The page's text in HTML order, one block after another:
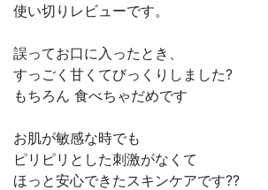
使い切りレビューです。
誤ってお口に入ったとき、
すっごく甘くてびっくりしました?
もちろん 食べちゃだめです
お肌が敏感な時でも
ピリピリとした刺激がなくて
ほっと安心できたスキンケアです??